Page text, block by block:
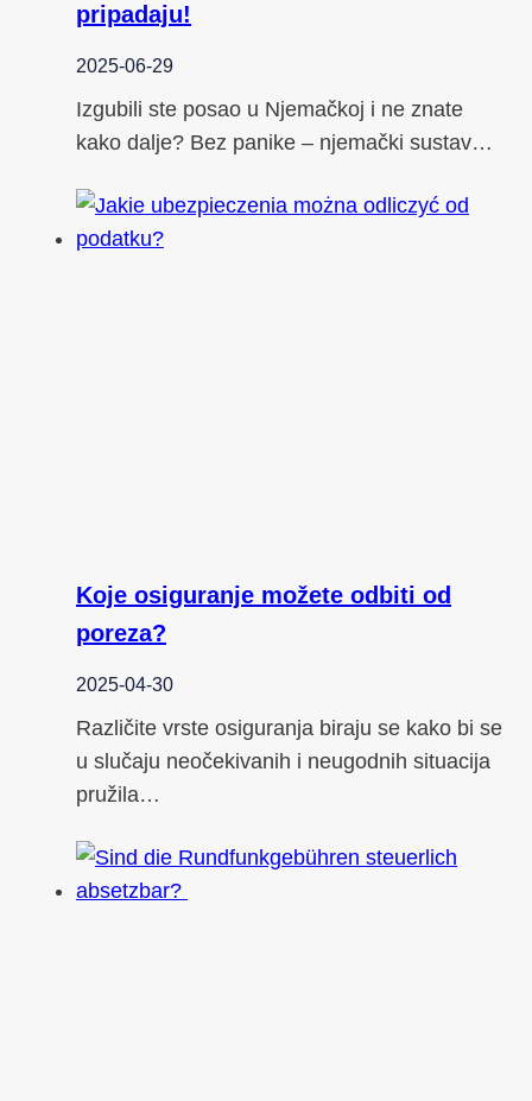
pripadaju!
2025-06-29
Izgubili ste posao u Njemačkoj i ne znate
kako dalje? Bez panike – njemački sustav…
Koje osiguranje možete odbiti od
poreza?
2025-04-30
Različite vrste osiguranja biraju se kako bi se
u slučaju neočekivanih i neugodnih situacija
pružila…